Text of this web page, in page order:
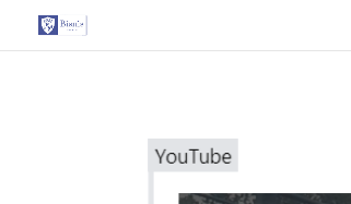
G-T3YPBRZG5Y